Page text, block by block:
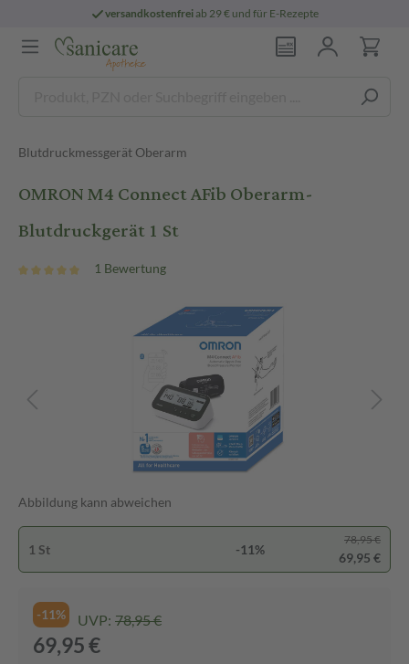
versandkostenfreiab 29 € und für E-Rezepte
Blutdruckmessgerät Oberarm
OMRON M4 Connect AFib Oberarm-
Blutdruckgerät 1 St
1 Bewertung
Abbildung kann abweichen
1 St -11%
78,95 €
69,95 €
-11% UVP: 78,95 €
69,95 €